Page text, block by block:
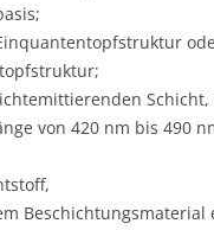
von 420 nm bis 490
Beschichtungsmaterial